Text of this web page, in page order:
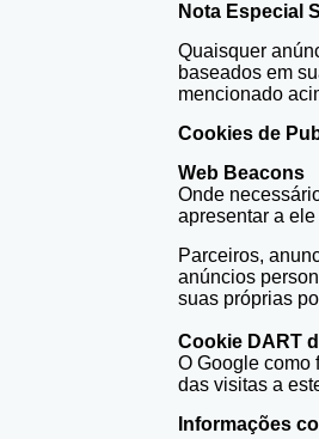
Nota Especial
Quaisquer
baseados em
mencionado
Cookies de
Web Beacons
Onde
apresentar a
Parceiros,
anúncios
suas próprias
Cookie DART
O Google como
das visitas a
Informações